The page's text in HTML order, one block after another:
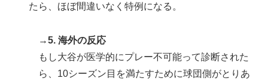
たら、ほぼ間違いなく特例になる。
→5. 海外の反応
もし大谷が医学的にプレー不可能って診断された
ら、10シーズン目を満たすために球団側がとりあ